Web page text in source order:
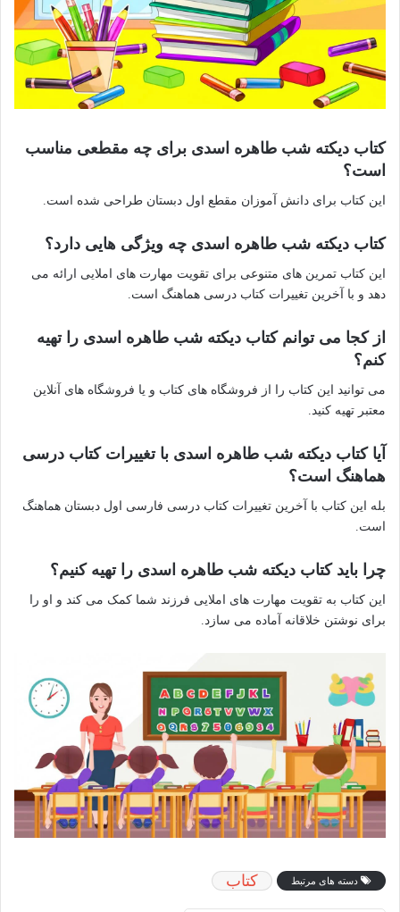
کتاب دیکته شب طاهره اسدی برای چه مقطعی مناسب
است؟
این کتاب برای دانش آموزان مقطع اول دبستان طراحی شده است.
کتاب دیکته شب طاهره اسدی چه ویژگی هایی دارد؟
این کتاب تمرین های متنوعی برای تقویت مهارت های املایی ارائه می
دهد و با آخرین تغییرات کتاب درسی هماهنگ است.
از کجا می توانم کتاب دیکته شب طاهره اسدی را تهیه
کنم؟
می توانید این کتاب را از فروشگاه های کتاب و یا فروشگاه های آنلاین
معتبر تهیه کنید.
آیا کتاب دیکته شب طاهره اسدی با تغییرات کتاب درسی
هماهنگ است؟
بله این کتاب با آخرین تغییرات کتاب درسی فارسی اول دبستان هماهنگ
است.
چرا باید کتاب دیکته شب طاهره اسدی را تهیه کنیم؟
این کتاب به تقویت مهارت های املایی فرزند شما کمک می کند و او را
برای نوشتن خلاقانه آماده می سازد.
دسته های مرتبط کتاب